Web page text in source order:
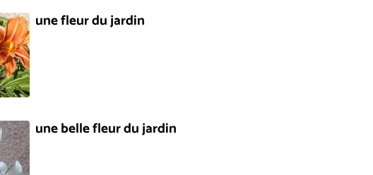
une fleur du jardin
une belle fleur du jardin